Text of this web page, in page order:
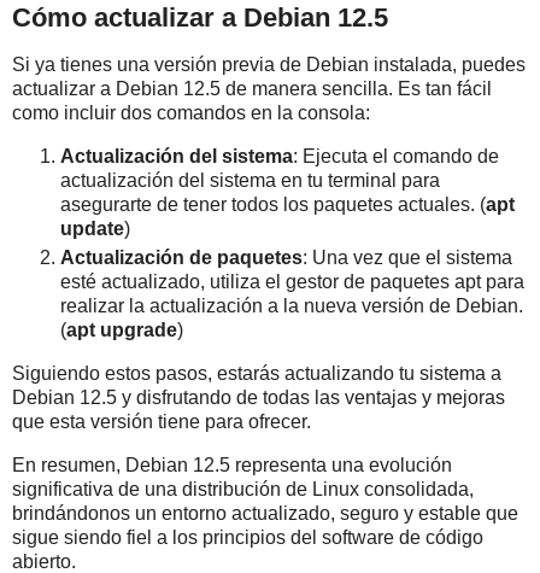
Cómo actualizar a Debian 12.5
Si ya tienes una versión previa de Debian instalada, puedes
actualizar a Debian 12.5 de manera sencilla. Es tan fácil
como incluir dos comandos en la consola:
Actualización del sistema: Ejecuta el comando de
actualización del sistema en tu terminal para
asegurarte de tener todos los paquetes actuales. (apt
update)
Actualización de paquetes: Una vez que el sistema
esté actualizado, utiliza el gestor de paquetes apt para
realizar la actualización a la nueva versión de Debian.
(apt upgrade)
Siguiendo estos pasos, estarás actualizando tu sistema a
Debian 12.5 y disfrutando de todas las ventajas y mejoras
que esta versión tiene para ofrecer.
En resumen, Debian 12.5 representa una evolución
significativa de una distribución de Linux consolidada,
brindándonos un entorno actualizado, seguro y estable que
sigue siendo fiel a los principios del software de código
abierto.